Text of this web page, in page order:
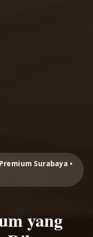
Surabaya •
yang